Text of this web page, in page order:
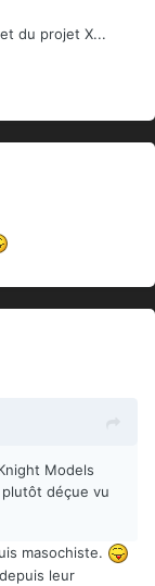
du projet X...
Models
déçue vu
masochiste.
leur